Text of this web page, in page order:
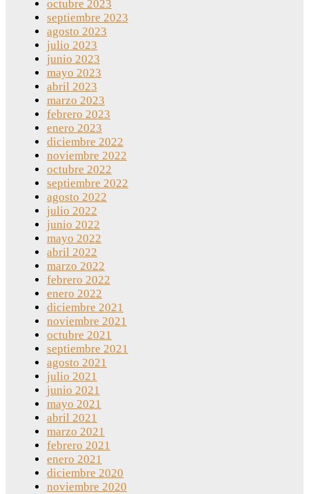
octubre 2023
septiembre 2023
agosto 2023
julio 2023
junio 2023
mayo 2023
abril 2023
marzo 2023
febrero 2023
enero 2023
diciembre 2022
noviembre 2022
octubre 2022
septiembre 2022
agosto 2022
julio 2022
junio 2022
mayo 2022
abril 2022
marzo 2022
febrero 2022
enero 2022
diciembre 2021
noviembre 2021
octubre 2021
septiembre 2021
agosto 2021
julio 2021
junio 2021
mayo 2021
abril 2021
marzo 2021
febrero 2021
enero 2021
diciembre 2020
noviembre 2020